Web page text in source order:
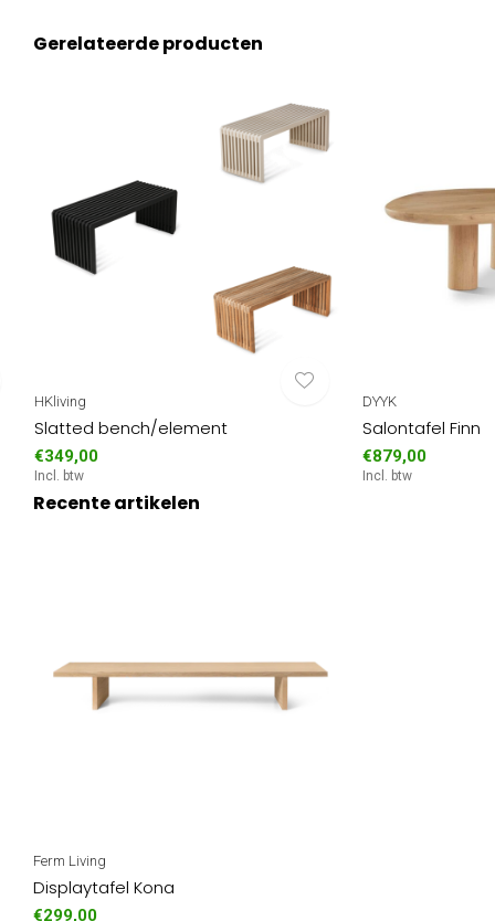
Gerelateerde producten
HKliving
Slatted bench/element
€349,00
Incl. btw
DYYK
Salontafel Finn
€879,00
Incl. btw
Recente artikelen
Ferm Living
Displaytafel Kona
€299,00